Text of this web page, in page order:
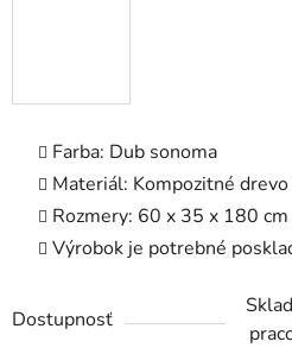
Farba: Dub sonoma
Materiál: Kompozitné drevo
Rozmery: 60 x 35 x 180 cm
Výrobok je potrebné
Dostupnosť